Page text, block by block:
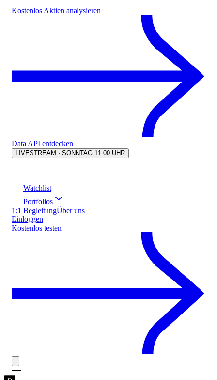
Kostenlos Aktien analysieren
Data API entdecken
LIVESTREAM · SONNTAG 11:00 UHR
Watchlist
Portfolios
1:1 BegleitungÜber uns
Einloggen
Kostenlos testen